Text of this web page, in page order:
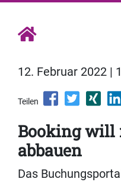
12. Februar 2022 |
Teilen
Booking will
abbauen
Das